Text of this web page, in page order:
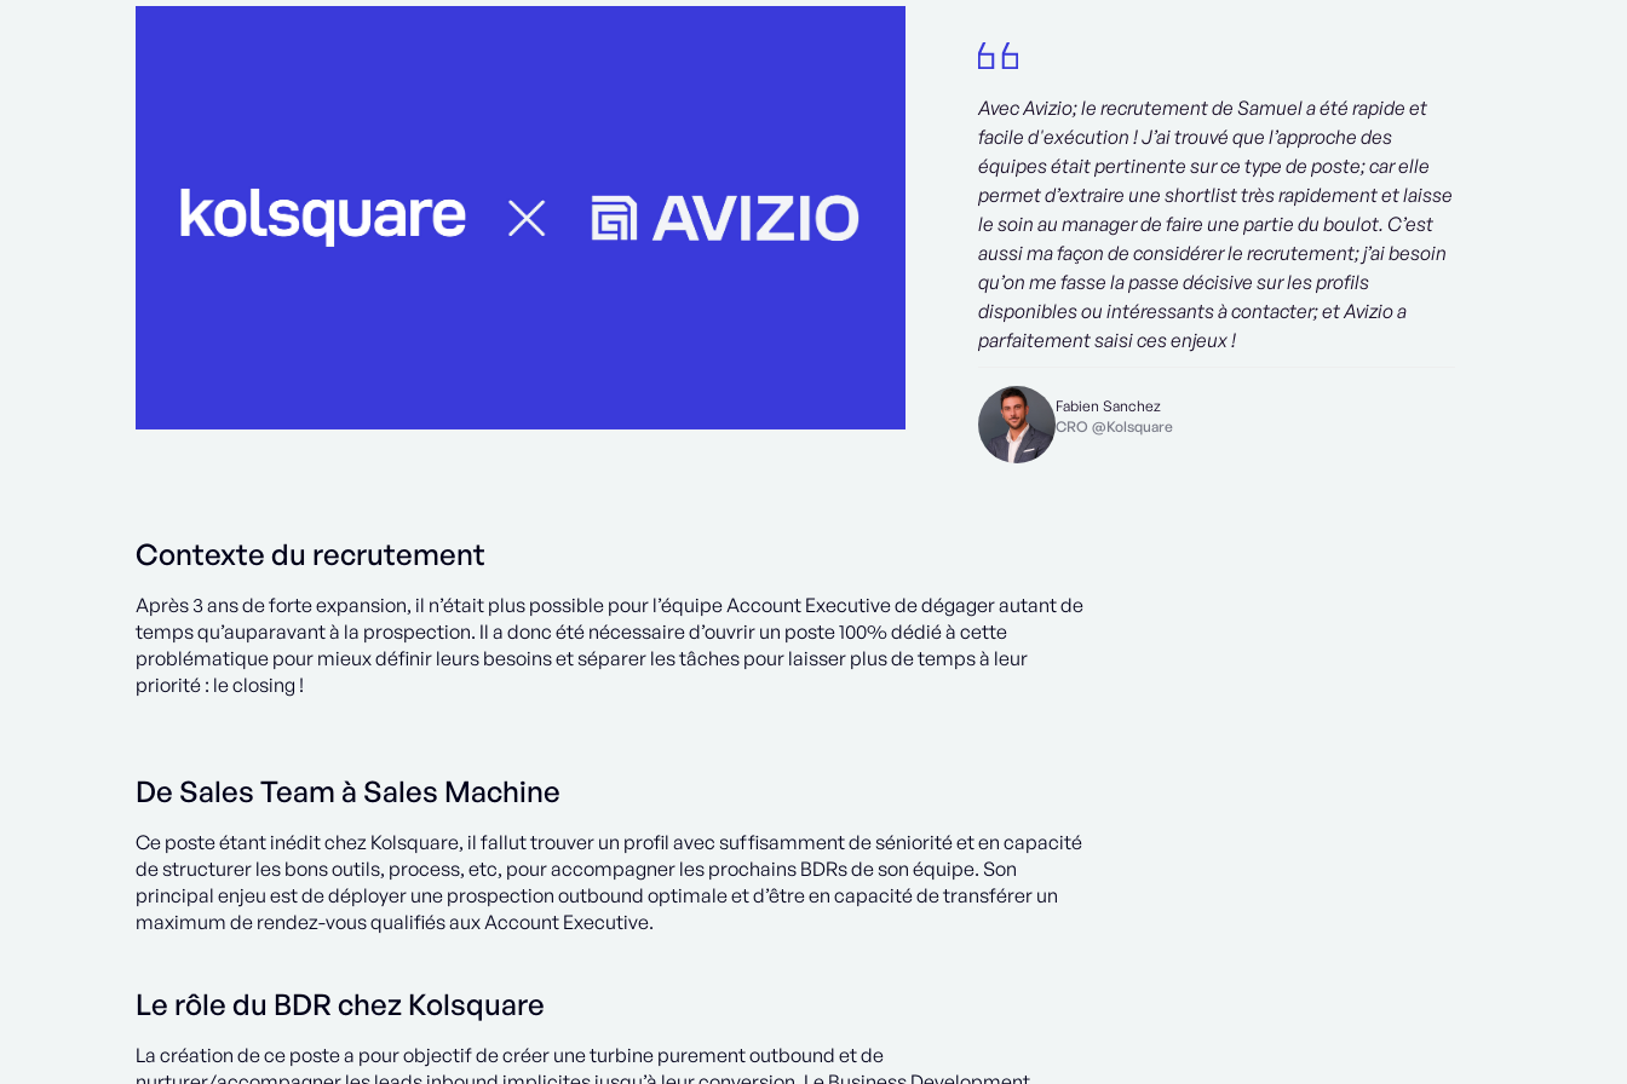
Avec Avizio; le recrutement de Samuel a été rapide et
facile d'exécution ! J’ai trouvé que l’approche des
équipes était pertinente sur ce type de poste; car elle
permet d’extraire une shortlist très rapidement et laisse
le soin au manager de faire une partie du boulot. C’est
aussi ma façon de considérer le recrutement; j’ai besoin
qu’on me fasse la passe décisive sur les profils
disponibles ou intéressants à contacter; et Avizio a
parfaitement saisi ces enjeux !
Fabien Sanchez
CRO @Kolsquare
Contexte du recrutement
Après 3 ans de forte expansion, il n’était plus possible pour l’équipe Account Executive de dégager autant de
temps qu’auparavant à la prospection. Il a donc été nécessaire d’ouvrir un poste 100% dédié à cette
problématique pour mieux définir leurs besoins et séparer les tâches pour laisser plus de temps à leur
priorité : le closing !
De Sales Team à Sales Machine
Ce poste étant inédit chez Kolsquare, il fallut trouver un profil avec suffisamment de séniorité et en capacité
de structurer les bons outils, process, etc, pour accompagner les prochains BDRs de son équipe. Son
principal enjeu est de déployer une prospection outbound optimale et d’être en capacité de transférer un
maximum de rendez-vous qualifiés aux Account Executive.
Le rôle du BDR chez Kolsquare
La création de ce poste a pour objectif de créer une turbine purement outbound et de